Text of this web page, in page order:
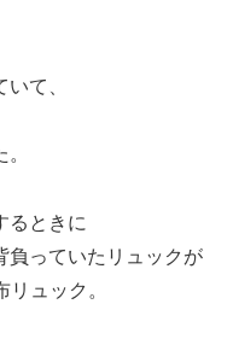
て、
るときに
負っていたリュックが
ュック。